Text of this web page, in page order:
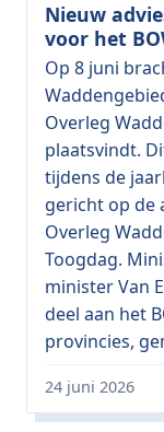
Nieuw
voor het
Op 8 juni
Overleg
plaatsvindt.
tijdens de
gericht op de
Overleg
Toogdag.
minister Van
deel aan het
provincies,
24 juni 2026